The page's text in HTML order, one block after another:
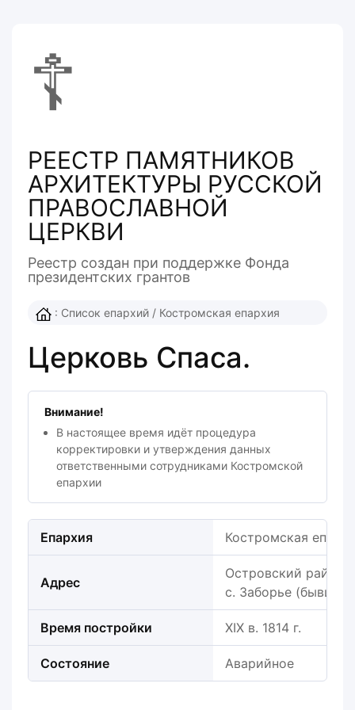
☦
РЕЕСТР ПАМЯТНИКОВ
АРХИТЕКТУРЫ РУССКОЙ
ПРАВОСЛАВНОЙ
ЦЕРКВИ
Реестр создан при поддержке Фонда
президентcких грантов
: Список епархий / Костромская епархия
Церковь Спаса.
Внимание!
В настоящее время идёт процедура
корректировки и утверждения данных
ответственными сотрудниками Костромской
епархии
Епархия Костромская
Адрес
Островский район,
с. Заборье (бывш.
Время постройки XIX в. 1814 г.
Состояние Аварийное